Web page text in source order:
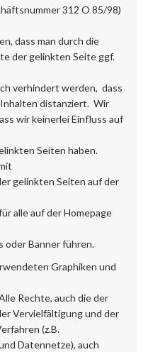
312 O 85/98)
dass man durch die
der gelinkten Seite ggf.
verhindert werden, dass
Inhalten distanziert. Wir
wir keinerlei Einfluss auf
Seiten haben.
gelinkten Seiten auf der
alle auf der Homepage
oder Banner führen.
Graphiken und
Rechte, auch die der
Vervielfältigung und der
(z.B.
Datennetze), auch